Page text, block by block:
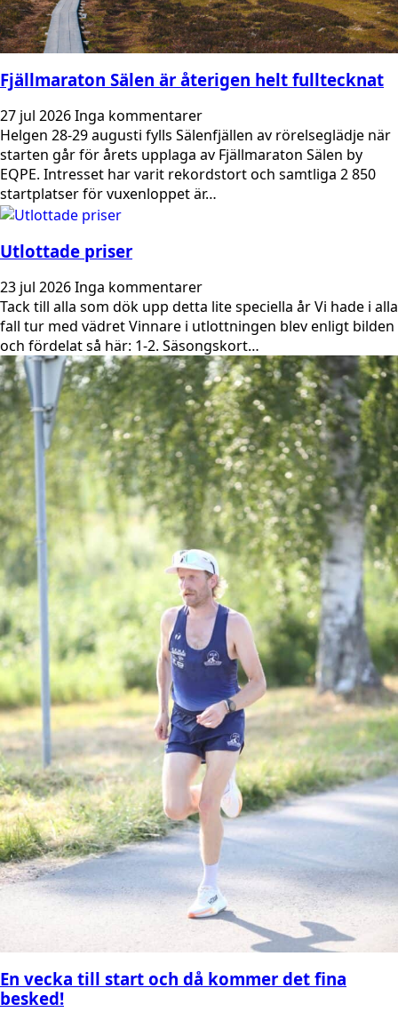
Fjällmaraton Sälen är återigen helt fulltecknat
27 jul 2026Inga kommentarer
Helgen 28-29 augusti fylls Sälenfjällen av rörelseglädje när
starten går för årets upplaga av Fjällmaraton Sälen by
EQPE. Intresset har varit rekordstort och samtliga 2 850
startplatser för vuxenloppet är…
Utlottade priser
23 jul 2026Inga kommentarer
Tack till alla som dök upp detta lite speciella år Vi hade i alla
fall tur med vädret Vinnare i utlottningen blev enligt bilden
och fördelat så här: 1-2. Säsongskort…
En vecka till start och då kommer det fina
besked!